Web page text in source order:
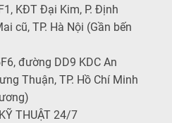
KĐT Đại Kim, P. Định
cũ, TP. Hà Nội (Gần bến
đường DD9 KDC An
Thuận, TP. Hồ Chí Minh
THUẬT 24/7